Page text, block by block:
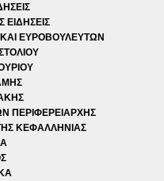
ΕΙΔΗΣΕΙΣ
ΕΥΡΟΒΟΥΛΕΥΤΩΝ
ΠΕΡΙΦΕΡΕΙΑΡΧΗΣ
ΚΕΦΑΛΛΗΝΙΑΣ